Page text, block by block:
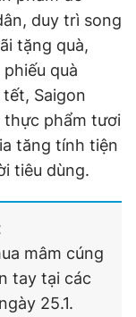
duy trì song
tặng quà,
quà
Saigon
thực phẩm tươi
tăng tính tiện
tiêu dùng.
mâm cúng
tay tại các
25.1.